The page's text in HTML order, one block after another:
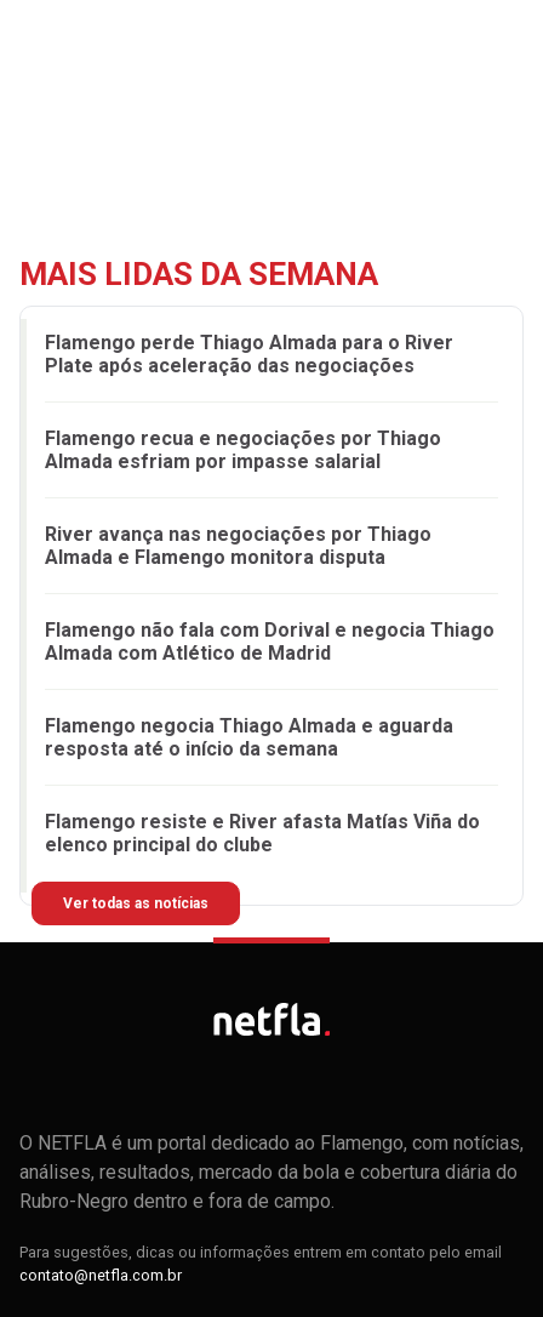
MAIS LIDAS DA SEMANA
Flamengo perde Thiago Almada para o River
Plate após aceleração das negociações
Flamengo recua e negociações por Thiago
Almada esfriam por impasse salarial
River avança nas negociações por Thiago
Almada e Flamengo monitora disputa
Flamengo não fala com Dorival e negocia Thiago
Almada com Atlético de Madrid
Flamengo negocia Thiago Almada e aguarda
resposta até o início da semana
Flamengo resiste e River afasta Matías Viña do
elenco principal do clube
Ver todas as notícias
O NETFLA é um portal dedicado ao Flamengo, com notícias,
análises, resultados, mercado da bola e cobertura diária do
Rubro-Negro dentro e fora de campo.
Para sugestões, dicas ou informações entrem em contato pelo email
contato@netfla.com.br